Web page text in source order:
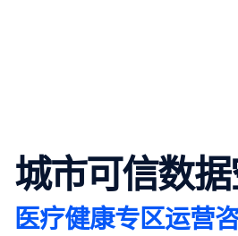
城市可信数
医疗健康专区运营